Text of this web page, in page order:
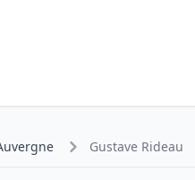
Gustave Rideau